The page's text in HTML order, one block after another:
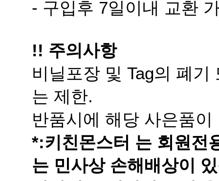
- 구입후 7일이내 교환
!! 주의사항
는 제한.
반품시에 해당 사은품
는 민사상 손해배상이